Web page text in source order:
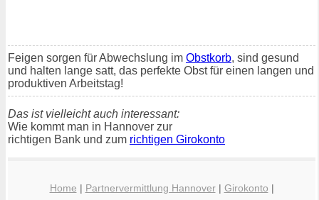
Feigen sorgen für Abwechslung im Obstkorb, sind gesund
und halten lange satt, das perfekte Obst für einen langen und
produktiven Arbeitstag!
Das ist vielleicht auch interessant:
Wie kommt man in Hannover zur
richtigen Bank und zum richtigen Girokonto
Home | Partnervermittlung Hannover| Girokonto |